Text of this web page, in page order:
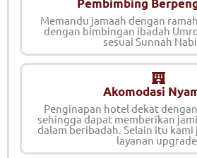
Pembimbing
Memandu jamaah dengan
dengan bimbingan ibadah
Akomodasi
Penginapan hotel dekat
sehingga dapat memberikan
dalam beribadah. Selain itu
layanan